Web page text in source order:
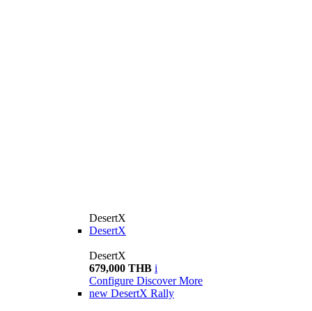
DesertX
DesertX
DesertX
679,000 THB i
Configure Discover More
new DesertX Rally